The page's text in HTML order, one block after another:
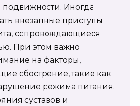
подвижности. Иногда
внезапные приступы
сопровождающиеся
При этом важно
на факторы,
обострение, такие как
режима питания.
суставов и